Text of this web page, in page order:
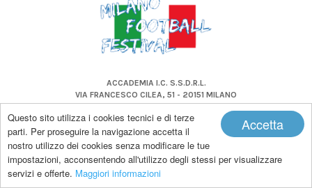
Accetta
Questo sito utilizza i cookies tecnici e di terze
parti. Per proseguire la navigazione accetta il
nostro utilizzo dei cookies senza modificare le tue
impostazioni, acconsentendo all'utilizzo degli stessi per visualizzare
servizi e offerte. Maggiori informazioni
ACCADEMIA I.C. S.S.D.R.L.
VIA FRANCESCO CILEA, 51 - 20151 MILANO
P.IVA 11561680155
Copyright by Milano Football Festival | Powered by Makeitapp